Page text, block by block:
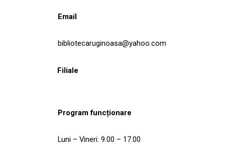
Email
bibliotecaruginoasa@yahoo.com
Filiale
Program funcționare
Luni – Vineri: 9.00 – 17.00